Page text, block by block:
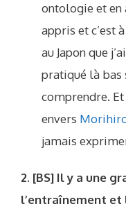
ontologie et en
appris et c’est
au Japon que
pratiqué là bas
comprendre.
envers
jamais
2. [BS] Il y a une
l’entraînement et